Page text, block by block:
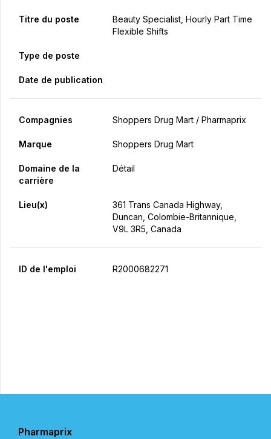
Titre du poste
Beauty Specialist, Hourly Part Time
Flexible Shifts
Type de poste
Date de publication
Compagnies Shoppers Drug Mart / Pharmaprix
Marque Shoppers Drug Mart
Domaine de la
carrière
Détail
Lieu(x)
361 Trans Canada Highway,
Duncan, Colombie-Britannique,
V9L 3R5, Canada
ID de l'emploi R2000682271
Pharmaprix